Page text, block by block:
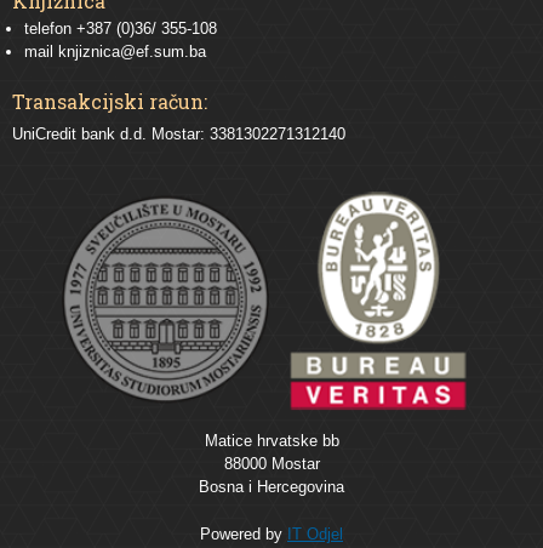
telefon +387 (0)36/ 355-108
mail
knjiznica@ef.sum.ba
Transakcijski račun:
UniCredit bank d.d. Mostar: 3381302271312140
Matice hrvatske bb
88000 Mostar
Bosna i Hercegovina
Powered by IT Odjel